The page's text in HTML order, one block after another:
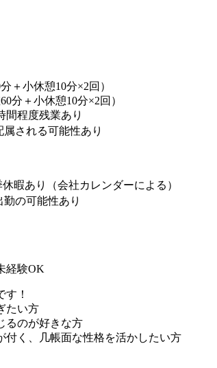
＋小休憩10分×2回）
分＋小休憩10分×2回）
間程度残業あり
される可能性あり
暇あり（会社カレンダーによる）
の可能性あり
経験OK
！
たい方
るのが好きな方
付く、几帳面な性格を活かしたい方